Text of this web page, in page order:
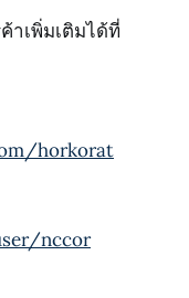
าเพิ่มเติมได้ที่
horkorat
nccor